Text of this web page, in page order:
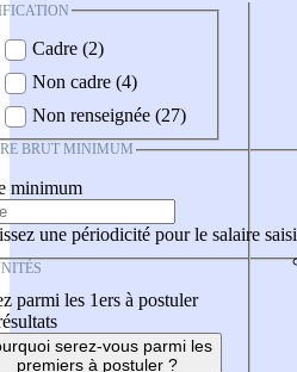
Cadre (2)
Non cadre (4)
Non renseignée (27)
BRUT MINIMUM
minimum
une périodicité pour le salaire saisi
parmi les 1ers à postuler
serez-vous parmi les
premiers à postuler ?